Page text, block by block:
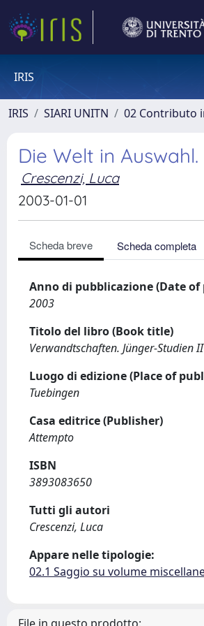
IRIS
IRIS SIARI UNITN 02 Contributo
Die Welt in
Crescenzi, Luca
2003-01-01
Scheda breve Scheda completa
Anno di pubblicazione (Date
2003
Titolo del libro (Book title)
Verwandtschaften. Jünger-Studien II
Luogo di edizione (Place of
Tuebingen
Casa editrice (Publisher)
Attempto
ISBN
3893083650
Tutti gli autori
Crescenzi, Luca
Appare nelle tipologie:
02.1 Saggio su volume